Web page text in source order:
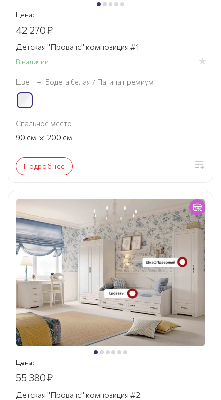
Цена:
42 270₽
Детская "Прованс" композиция #1
В наличии
Цвет — Бодега белая / Патина премиум
Спальное место
90 см × 200 см
Подробнее
Цена:
55 380₽
Детская "Прованс" композиция #2